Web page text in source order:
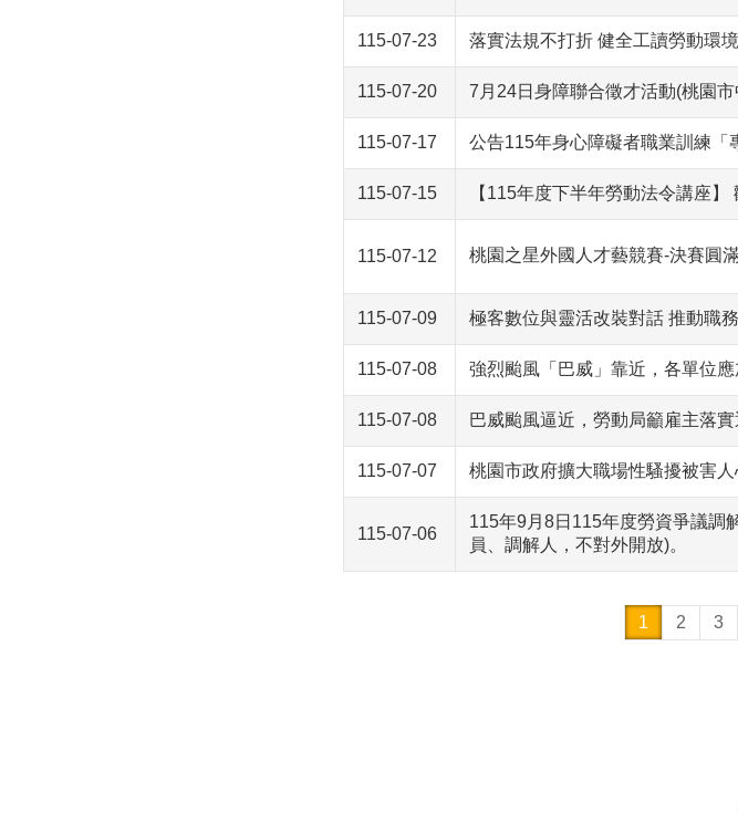
115-07-23 落實法規不打折 健全工讀勞動環境
115-07-20 7月24日身障聯合徵才活動(桃園
115-07-17 公告115年身心障礙者職業訓練「
115-07-15 【115年度下半年勞動法令講座】
115-07-12 桃園之星外國人才藝競賽-決賽圓
115-07-09 極客數位與靈活改裝對話 推動職
115-07-08 強烈颱風「巴威」靠近，各單位
115-07-08 巴威颱風逼近，勞動局籲雇主落
115-07-07 桃園市政府擴大職場性騷擾被害
115-07-06
115年9月8日115年度勞資爭議調
員、調解人，不對外開放)。
1 2 3